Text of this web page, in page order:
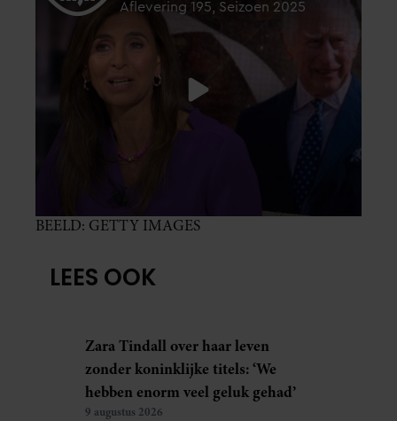
BEELD: GETTY IMAGES
LEES OOK
Zara Tindall over haar leven
zonder koninklijke titels: ‘We
hebben enorm veel geluk gehad’
9 augustus 2026